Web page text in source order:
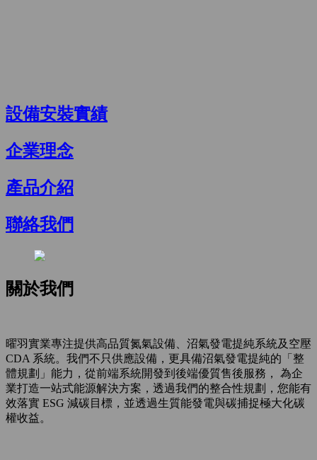
設備安裝實績
企業理念
產品介紹
聯絡我們
關於我們
曜羽實業專注提供高品質氮氣設備、沼氣發電提純系統及空壓
CDA 系統。我們不只供應設備，更具備沼氣發電提純的「整
體規劃」能力，從前端系統開發到後端優質售後服務， 為企
業打造一站式能源解決方案，透過我們的整合性規劃，您能有
效落實 ESG 減碳目標，並透過生質能發電與碳捕捉極大化碳
權收益。